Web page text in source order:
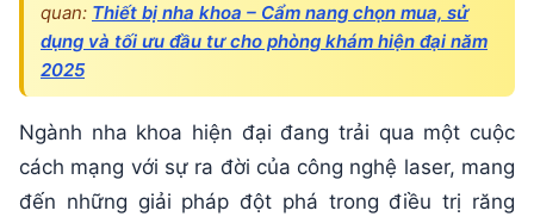
quan: Thiết bị nha khoa – Cẩm nang chọn mua, sử
dụng và tối ưu đầu tư cho phòng khám hiện đại năm
2025
Ngành nha khoa hiện đại đang trải qua một cuộc
cách mạng với sự ra đời của công nghệ laser, mang
đến những giải pháp đột phá trong điều trị răng